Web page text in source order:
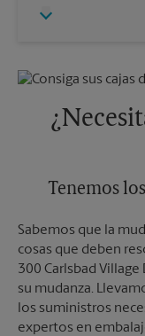
Viernes
Lunes
Tenemos
Sabemos que la
cosas que deben
300 Carlsbad
su mudanza.
los suministros
expertos en